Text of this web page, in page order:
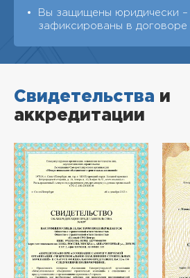
Вы защищены юридически –
зафиксированы в договоре
Свидетельства и
аккредитации